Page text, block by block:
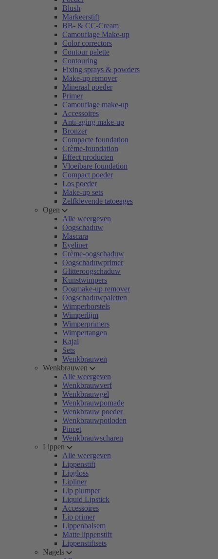
Blush
Markeerstift
BB- & CC-Cream
Camouflage Make-up
Color correctors
Contour palette
Contouring
Fixing sprays & powders
Make-up remover
Mineraal poeder
Primer
Camouflage make-up
Accessoires
Anti-aging make-up
Bronzer
Compacte foundation
Crème-foundation
Effect producten
Vloeibare foundation
Compact poeder
Los poeder
Make-up sets
Zelfklevende tatoeages
Ogen
Alle weergeven
Oogschaduw
Mascara
Eyeliner
Crème-oogschaduw
Oogschaduwprimer
Glitteroogschaduw
Kunstwimpers
Oogmake-up remover
Oogschaduwpaletten
Wimperborstels
Wimperlijm
Wimperprimers
Wimpertangen
Kajal
Sets
Wenkbrauwen
Wenkbrauwen
Alle weergeven
Wenkbrauwverf
Wenkbrauwgel
Wenkbrauwpomade
Wenkbrauw poeder
Wenkbrauwpotloden
Pincet
Wenkbrauwscharen
Lippen
Alle weergeven
Lippenstift
Lipgloss
Lipliner
Lip plumper
Liquid Lipstick
Accessoires
Lip primer
Lippenbalsem
Matte lippenstift
Lippenstiftsets
Nagels